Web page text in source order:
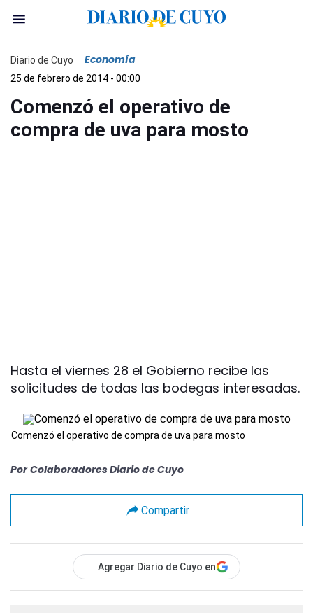
Diario de Cuyo Economía
25 de febrero de 2014 - 00:00
Comenzó el operativo de
compra de uva para mosto
Hasta el viernes 28 el Gobierno recibe las
solicitudes de todas las bodegas interesadas.
Comenzó el operativo de compra de uva para mosto
Por Colaboradores Diario de Cuyo
Compartir
Agregar Diario de Cuyo en